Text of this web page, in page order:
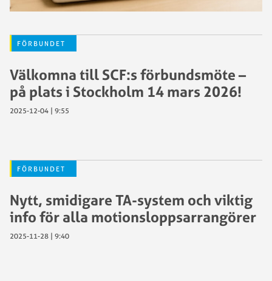
FÖRBUNDET
Välkomna till SCF:s förbundsmöte –
på plats i Stockholm 14 mars 2026!
2025-12-04 | 9:55
FÖRBUNDET
Nytt, smidigare TA-system och viktig
info för alla motionsloppsarrangörer
2025-11-28 | 9:40